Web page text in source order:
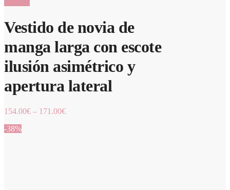
Vestido de novia de
manga larga con escote
ilusión asimétrico y
apertura lateral
154.00€ – 171.00€
-38%